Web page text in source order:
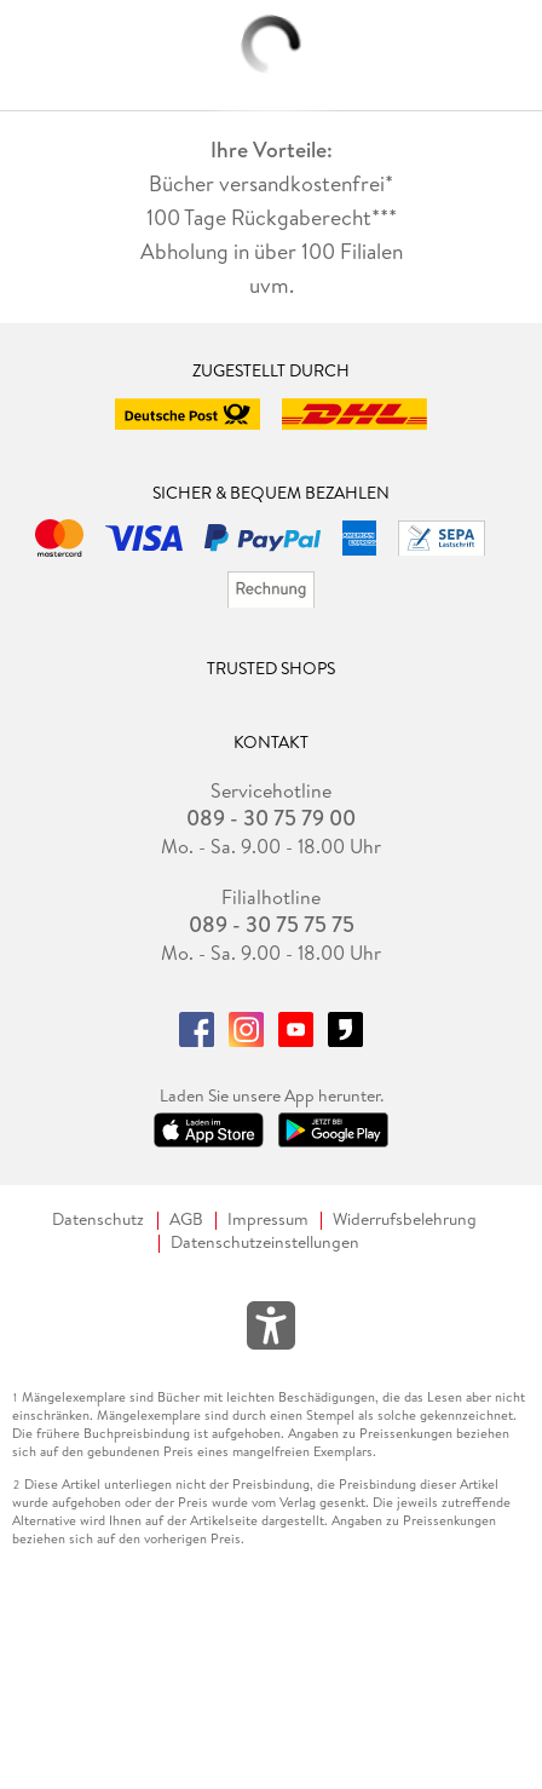
Ihre Vorteile:
Bücher versandkostenfrei*
100 Tage Rückgaberecht***
Abholung in über 100 Filialen
uvm.
ZUGESTELLT DURCH
SICHER & BEQUEM BEZAHLEN
TRUSTED SHOPS
KONTAKT
Servicehotline
089 - 30 75 79 00
Mo. - Sa. 9.00 - 18.00 Uhr
Filialhotline
089 - 30 75 75 75
Mo. - Sa. 9.00 - 18.00 Uhr
Laden Sie unsere App herunter.
Datenschutz AGB Impressum
Widerrufsbelehrung
Datenschutzeinstellungen
1 Mängelexemplare sind Bücher mit leichten Beschädigungen, die das Lesen aber nicht
einschränken. Mängelexemplare sind durch einen Stempel als solche gekennzeichnet.
Die frühere Buchpreisbindung ist aufgehoben. Angaben zu Preissenkungen beziehen
sich auf den gebundenen Preis eines mangelfreien Exemplars.
2 Diese Artikel unterliegen nicht der Preisbindung, die Preisbindung dieser Artikel
wurde aufgehoben oder der Preis wurde vom Verlag gesenkt. Die jeweils zutreffende
Alternative wird Ihnen auf der Artikelseite dargestellt. Angaben zu Preissenkungen
beziehen sich auf den vorherigen Preis.